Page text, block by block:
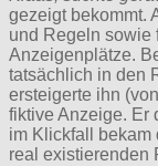
gezeigt bekommt.
und Regeln sowie
Anzeigenplätze.
tatsächlich in den
ersteigerte ihn
fiktive Anzeige. Er
im Klickfall bekam
real existierenden